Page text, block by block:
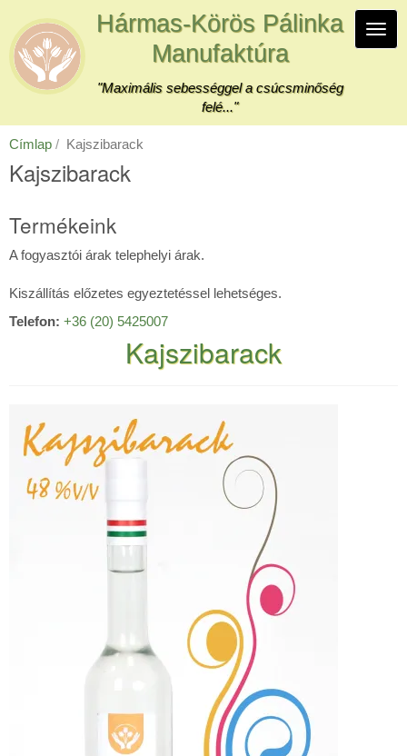
tartalomra
Hármas-Körös Pálinka
Manufaktúra
"Maximális sebességgel a csúcsminőség
felé..."
Címlap Kajszibarack
Kajszibarack
Termékeink
A fogyasztói árak telephelyi árak.
Kiszállítás előzetes egyeztetéssel lehetséges.
Telefon: +36 (20) 5425007
Kajszibarack